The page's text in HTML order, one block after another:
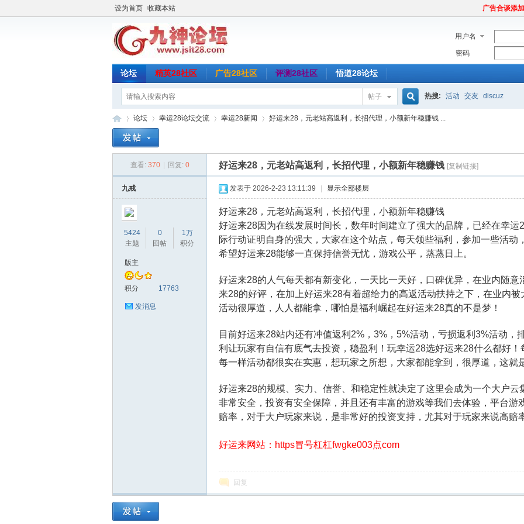
设为首页 收藏本站 广告合谈添
用户名
密码
论坛 精英28社区 广告28社区 评测28社区 悟道28论坛
帖子
搜
索
热搜: 活动 交友 discuz
论
论坛
›
幸运28论坛交流 幸运28新闻 好运来28，元老站高返利，长招代理，小额新年稳赚钱 ...
查看: 370 回复: 0 好运来28，元老站高返利，长招代理，小额新年稳赚钱 [复制链接]
九戒
5424
主题
0
回帖
1万
积分
版主
积分 17763
发消息
发表于 2026-2-23 13:11:39 显示全部楼层
好运来28，元老站高返利，长招代理，小额新年稳赚钱
好运来28因为在线发展时间长，数年时间建立了强大的品牌，已经在幸
际行动证明自身的强大，大家在这个站点，每天领些福利，参加一些活动
希望好运来28能够一直保持信誉无忧，游戏公平，蒸蒸日上。
好运来28的人气每天都有新变化，一天比一天好，口碑优异，在业内随
来28的好评，在加上好运来28有着超给力的高返活动扶持之下，在业内
活动很厚道，人人都能拿，哪怕是福利崛起在好运来28真的不是梦！
目前好运来28站内还有冲值返利2%，3%，5%活动，亏损返利3%活动
利让玩家有自信有底气去投资，稳盈利！玩幸运28选好运来28什么都好
每一样活动都很实在实惠，想玩家之所想，大家都能拿到，很厚道，这就
好运来28的规模、实力、信誉、和稳定性就决定了这里会成为一个大户
非常安全，投资有安全保障，并且还有丰富的游戏等我们去体验，平台游
赔率，对于大户玩家来说，是非常好的投资支持，尤其对于玩家来说高赔
好运来网站：https冒号杠杠fwgke003点com
回复